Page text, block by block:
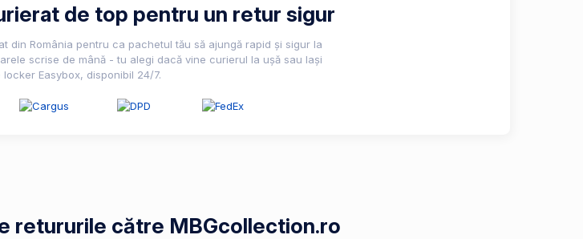
de top pentru un retur sigur
din România pentru ca pachetul tău să ajungă rapid și sigur la
scrise de mână - tu alegi dacă vine curierul la ușă sau lași
Easybox, disponibil 24/7.
retururile către MBGcollection.ro